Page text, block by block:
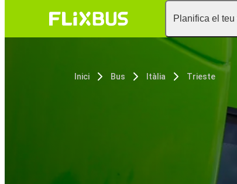
Planifica el teu
Inici Bus Itàlia Trieste